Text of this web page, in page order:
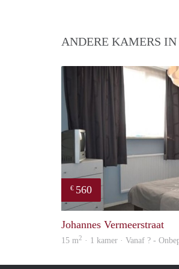
ANDERE KAMERS IN
€ 560
Johannes Vermeerstraat
15 m2 · 1 kamer · Vanaf ? -